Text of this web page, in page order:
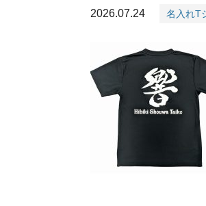
2026.07.24 名入れT